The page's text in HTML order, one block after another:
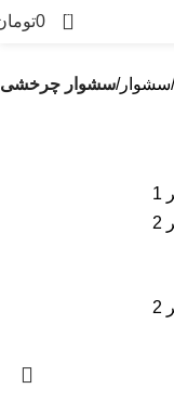
0
0
سشوار سشوار چرخشی